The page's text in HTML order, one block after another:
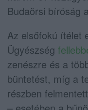
Budaörsi bíróság
Az elsőfokú ítélet
Ügyészség
zenészre és a
büntetést, míg a
részben